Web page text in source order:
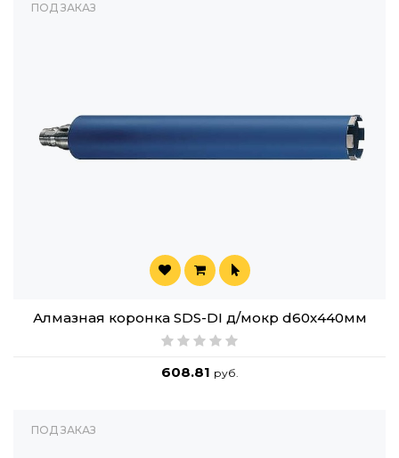
ПОД ЗАКАЗ
Алмазная коронка SDS-DI д/мокр d60х440мм
608.81 руб.
ПОД ЗАКАЗ